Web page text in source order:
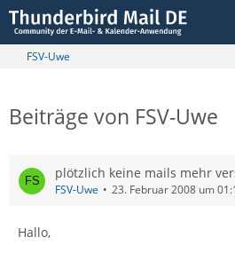
FSV-Uwe
Beiträge von FSV-Uwe
plötzlich keine mails mehr
FSV-Uwe 23. Februar 2008 um
Hallo,